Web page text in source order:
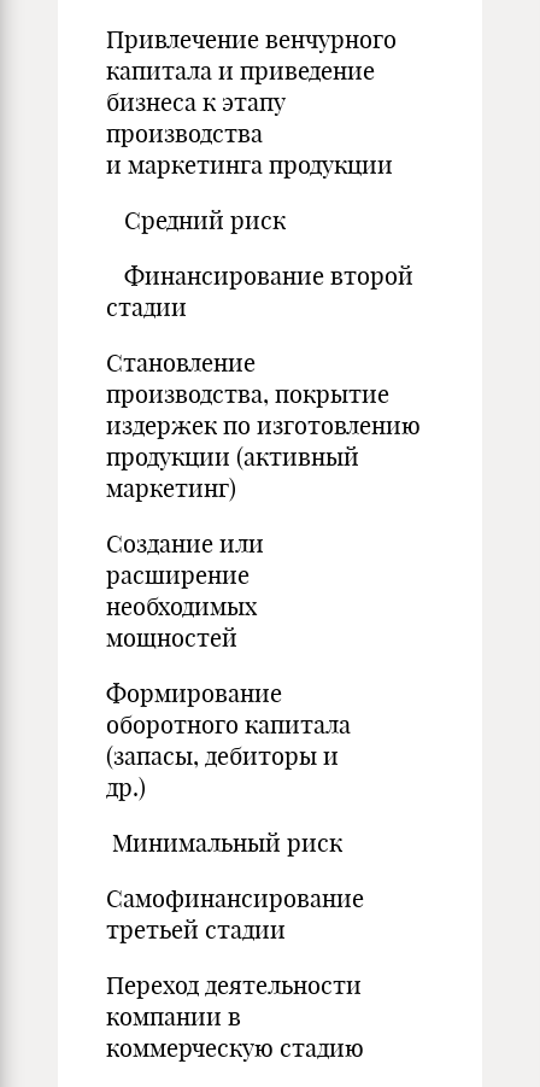
Привлечение венчурного
капитала и приведение
бизнеса к этапу
производства
и маркетинга продукции
Средний риск
Финансирование второй
стадии
Становление
производства, покрытие
издержек по изготовлению
продукции (активный
маркетинг)
Создание или
расширение
необходимых
мощностей
Формирование
оборотного капитала
(запасы, дебиторы и
др.)
Минимальный риск
Самофинансирование
третьей стадии
Переход деятельности
компании в
коммерческую стадию